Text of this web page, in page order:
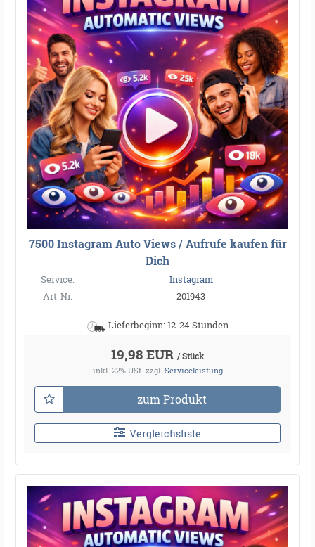
7500 Instagram Auto Views / Aufrufe kaufen für
Dich
Service:
Instagram
Art-Nr.
201943
Lieferbeginn: 12-24 Stunden
19,98 EUR / Stück
inkl. 22% USt. zzgl. Serviceleistung
zum Produkt
Vergleichsliste